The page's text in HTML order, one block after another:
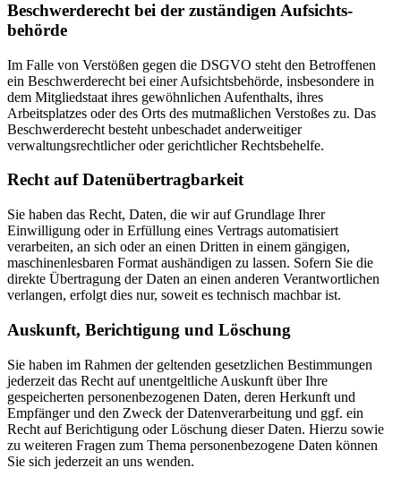
Beschwerde­recht bei der zuständigen Aufsichts­
behörde
Im Falle von Verstößen gegen die DSGVO steht den Betroffenen
ein Beschwerderecht bei einer Aufsichtsbehörde, insbesondere in
dem Mitgliedstaat ihres gewöhnlichen Aufenthalts, ihres
Arbeitsplatzes oder des Orts des mutmaßlichen Verstoßes zu. Das
Beschwerderecht besteht unbeschadet anderweitiger
verwaltungsrechtlicher oder gerichtlicher Rechtsbehelfe.
Recht auf Daten­übertrag­barkeit
Sie haben das Recht, Daten, die wir auf Grundlage Ihrer
Einwilligung oder in Erfüllung eines Vertrags automatisiert
verarbeiten, an sich oder an einen Dritten in einem gängigen,
maschinenlesbaren Format aushändigen zu lassen. Sofern Sie die
direkte Übertragung der Daten an einen anderen Verantwortlichen
verlangen, erfolgt dies nur, soweit es technisch machbar ist.
Auskunft, Berichtigung und Löschung
Sie haben im Rahmen der geltenden gesetzlichen Bestimmungen
jederzeit das Recht auf unentgeltliche Auskunft über Ihre
gespeicherten personenbezogenen Daten, deren Herkunft und
Empfänger und den Zweck der Datenverarbeitung und ggf. ein
Recht auf Berichtigung oder Löschung dieser Daten. Hierzu sowie
zu weiteren Fragen zum Thema personenbezogene Daten können
Sie sich jederzeit an uns wenden.